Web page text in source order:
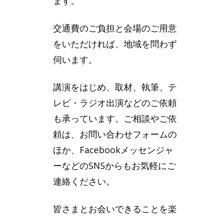
交通費のご負担と会場のご用意
をいただければ、地域を問わず
伺います。
講演をはじめ、取材、執筆、テ
レビ・ラジオ出演などのご依頼
も承っています。ご相談やご依
頼は、お問い合わせフォームの
ほか、Facebookメッセンジャ
ーなどのSNSからもお気軽にご
連絡ください。
皆さまとお会いできることを楽